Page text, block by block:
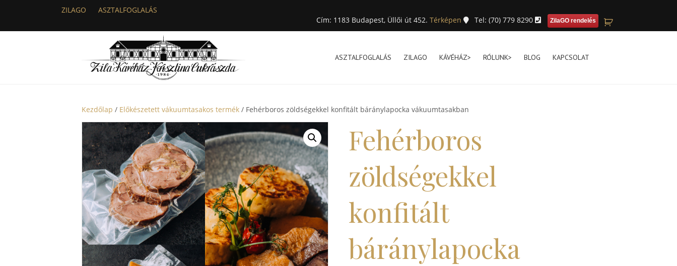
ZILAGO
ASZTALFOGLALÁS
Cím: 1183 Budapest, Üllői út 452. Térképen Tel: (70) 779 8290 ZilaGO rendelés
ASZTALFOGLALÁS ZILAGO KÁVÉHÁZ> RÓLUNK> BLOG KAPCSOLAT
Kezdőlap / Előkészetett vákuumtasakos termék / Fehérboros zöldségekkel konfitált báránylapocka vákuumtasakban
Fehérboros
zöldségekkel
konfitált
báránylapocka